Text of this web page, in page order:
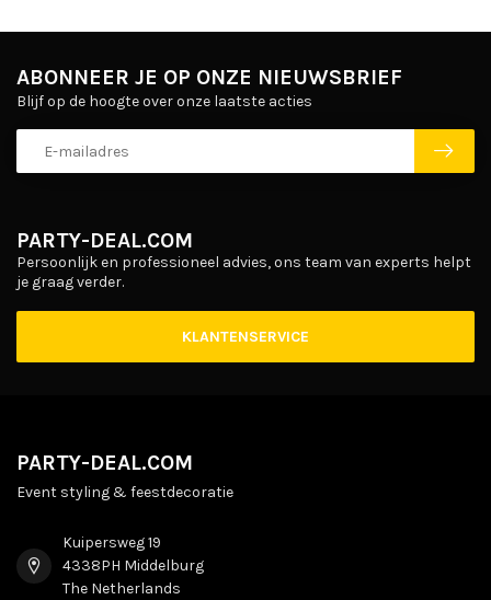
PARTY-DEAL.COM
Persoonlijk en professioneel advies, ons team van experts helpt
je graag verder.
KLANTENSERVICE
ABONNEER JE OP ONZE NIEUWSBRIEF
Blijf op de hoogte over onze laatste acties
PARTY-DEAL.COM
Event styling & feestdecoratie
Kuipersweg 19
4338PH Middelburg
The Netherlands